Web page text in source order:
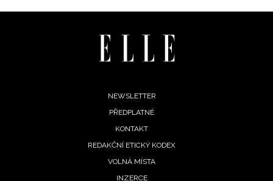
NEWSLETTER
PŘEDPLATNÉ
KONTAKT
REDAKČNÍ ETICKÝ KODEX
VOLNÁ MÍSTA
INZERCE